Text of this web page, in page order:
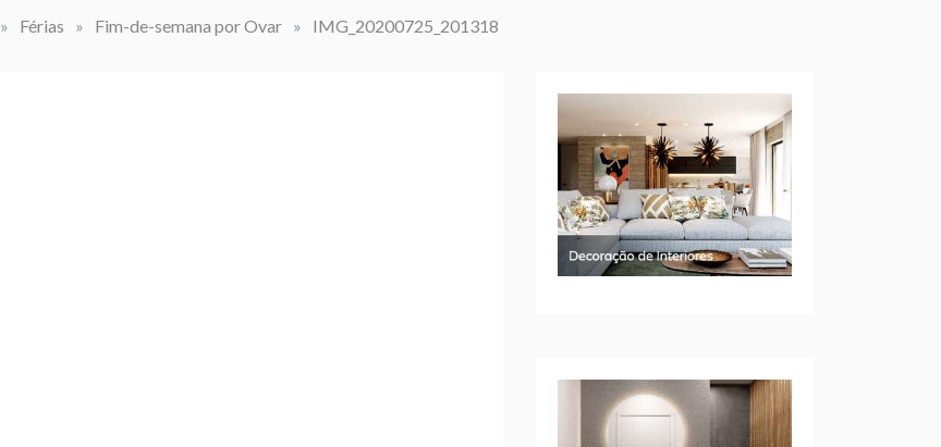
» Férias » Fim-de-semana por Ovar » IMG_20200725_201318